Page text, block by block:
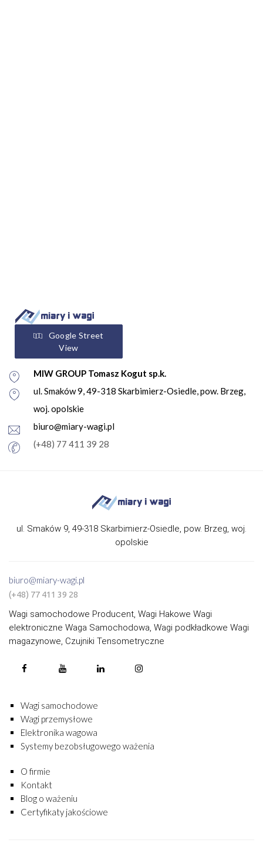
Google Street
View
MIW GROUP Tomasz Kogut sp.k.
ul. Smaków 9, 49-318 Skarbimierz-Osiedle, pow. Brzeg,
woj. opolskie
biuro@miary-wagi.pl
(+48) 77 411 39 28
ul. Smaków 9, 49-318 Skarbimierz-Osiedle, pow. Brzeg, woj.
opolskie
biuro@miary-wagi.pl
(+48) 77 411 39 28
Wagi samochodowe Producent, Wagi Hakowe Wagi
elektroniczne Waga Samochodowa, Wagi podkładkowe Wagi
magazynowe, Czujniki Tensometryczne
Wagi samochodowe
Wagi przemysłowe
Elektronika wagowa
Systemy bezobsługowego ważenia
O firmie
Kontakt
Blog o ważeniu
Certyfikaty jakościowe